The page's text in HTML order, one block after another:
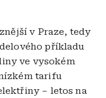
v Praze, tedy
příkladu
ve vysokém
tarifu
– letos na